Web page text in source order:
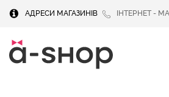
АДРЕСИ МАГАЗИНІВ ІНТЕРНЕТ -